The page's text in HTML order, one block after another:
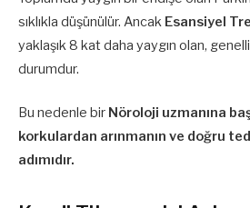
sıklıkla düşünülür. Ancak Esansiyel
yaklaşık 8 kat daha yaygın olan,
durumdur.
Bu nedenle bir Nöroloji uzmanına
korkulardan arınmanın ve doğru
adımıdır.